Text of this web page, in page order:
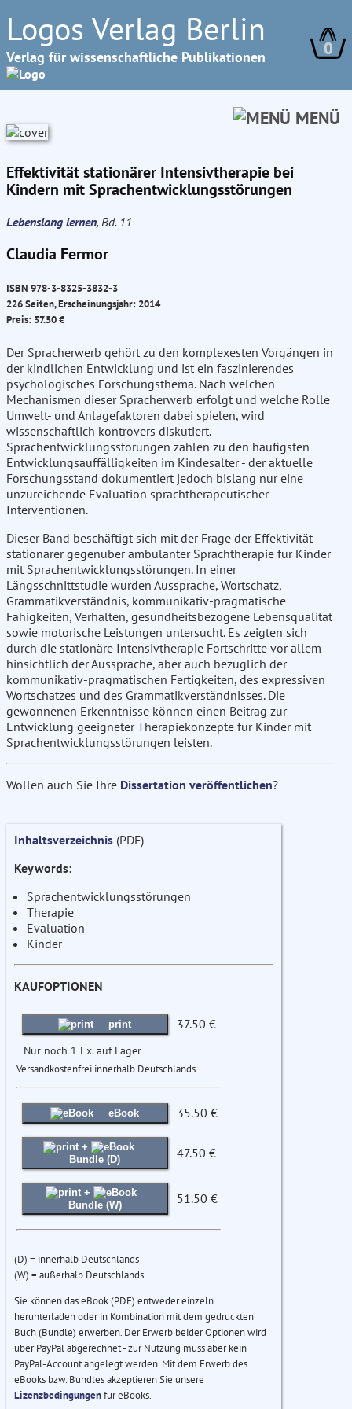
Logos Verlag Berlin
Verlag für wissenschaftliche Publikationen 0
MENÜ
Effektivität stationärer Intensivtherapie bei
Kindern mit Sprachentwicklungsstörungen
Lebenslang lernen, Bd. 11
Claudia Fermor
ISBN 978-3-8325-3832-3
226 Seiten, Erscheinungsjahr: 2014
Preis: 37.50 €
Der Spracherwerb gehört zu den komplexesten Vorgängen in
der kindlichen Entwicklung und ist ein faszinierendes
psychologisches Forschungsthema. Nach welchen
Mechanismen dieser Spracherwerb erfolgt und welche Rolle
Umwelt- und Anlagefaktoren dabei spielen, wird
wissenschaftlich kontrovers diskutiert.
Sprachentwicklungsstörungen zählen zu den häufigsten
Entwicklungsauffälligkeiten im Kindesalter - der aktuelle
Forschungsstand dokumentiert jedoch bislang nur eine
unzureichende Evaluation sprachtherapeutischer
Interventionen.
Dieser Band beschäftigt sich mit der Frage der Effektivität
stationärer gegenüber ambulanter Sprachtherapie für Kinder
mit Sprachentwicklungsstörungen. In einer
Längsschnittstudie wurden Aussprache, Wortschatz,
Grammatikverständnis, kommunikativ-pragmatische
Fähigkeiten, Verhalten, gesundheitsbezogene Lebensqualität
sowie motorische Leistungen untersucht. Es zeigten sich
durch die stationäre Intensivtherapie Fortschritte vor allem
hinsichtlich der Aussprache, aber auch bezüglich der
kommunikativ-pragmatischen Fertigkeiten, des expressiven
Wortschatzes und des Grammatikverständnisses. Die
gewonnenen Erkenntnisse können einen Beitrag zur
Entwicklung geeigneter Therapiekonzepte für Kinder mit
Sprachentwicklungsstörungen leisten.
Wollen auch Sie Ihre Dissertation veröffentlichen?
Inhaltsverzeichnis (PDF)
Keywords:
Sprachentwicklungsstörungen
Therapie
Evaluation
Kinder
KAUFOPTIONEN
print 37.50 €
Nur noch 1 Ex. auf Lager
Versandkostenfrei innerhalb Deutschlands
eBook 35.50 €
+
Bundle (D)
47.50 €
+
Bundle (W)
51.50 €
(D) = innerhalb Deutschlands
(W) = außerhalb Deutschlands
Sie können das eBook (PDF) entweder einzeln
herunterladen oder in Kombination mit dem gedruckten
Buch (Bundle) erwerben. Der Erwerb beider Optionen wird
über PayPal abgerechnet - zur Nutzung muss aber kein
PayPal-Account angelegt werden. Mit dem Erwerb des
eBooks bzw. Bundles akzeptieren Sie unsere
Lizenzbedingungenfür eBooks.